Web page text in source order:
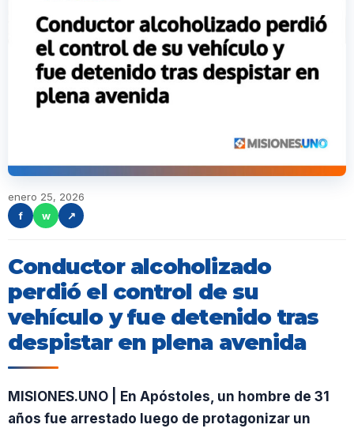
enero 25, 2026
f
w ↗
Conductor alcoholizado
perdió el control de su
vehículo y fue detenido tras
despistar en plena avenida
MISIONES.UNO | En Apóstoles, un hombre de 31
años fue arrestado luego de protagonizar un